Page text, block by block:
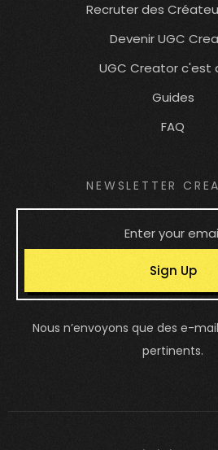
Recruter des
Devenir UGC
UGC Creator c'est
Guides
FAQ
NEWSLETTER
Sign Up
Nous n’envoyons que des e-
pertinents.